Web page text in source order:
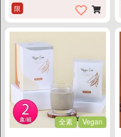
限
全素 Vegan